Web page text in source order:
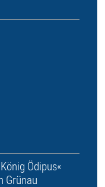
Ödipus«
Grünau